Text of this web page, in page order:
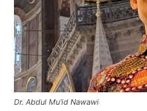
Dr. Abdul Mu'id Nawawi